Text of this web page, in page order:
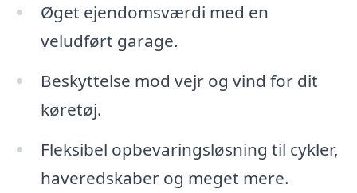
Øget ejendomsværdi med en
veludført garage.
Beskyttelse mod vejr og vind for dit
køretøj.
Fleksibel opbevaringsløsning til cykler,
haveredskaber og meget mere.